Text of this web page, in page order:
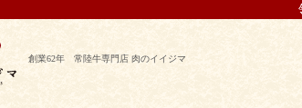
創業62年 常陸牛専門店 肉のイイジマ